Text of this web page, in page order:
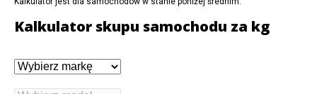
Kalkulator skupu samochodu za kg